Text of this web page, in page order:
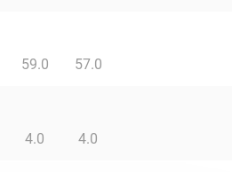
59.0 57.0
4.0 4.0